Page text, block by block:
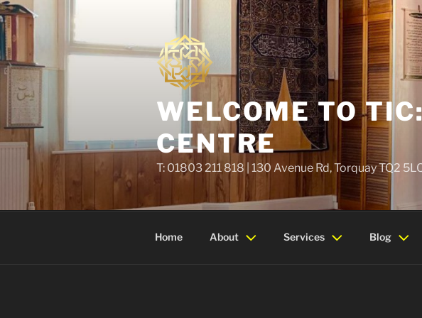
Skip
to
content
WELCOME TO
CENTRE
T: 01803 211 818 | 130 Avenue Rd, Torquay TQ2
Home About Services Blog